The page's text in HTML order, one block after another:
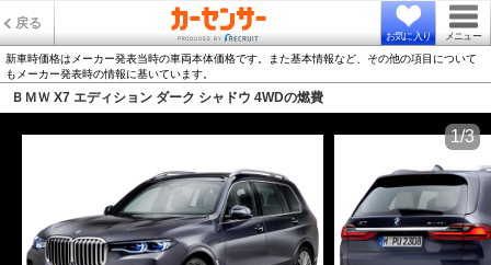
戻る
お気に入り メニュー
新車時価格はメーカー発表当時の車両本体価格です。また基本情報など、その他の項目について
もメーカー発表時の情報に基いています。
ＢＭＷ X7 エディション ダーク シャドウ 4WDの燃費
1/3